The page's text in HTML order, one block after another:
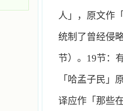
人」，原文作
统制了曾经侵
节）。 19节：
「哈孟子民」
译应作「那些